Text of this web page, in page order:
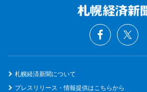
札幌経済新聞について
プレスリリース・情報提供はこちらから